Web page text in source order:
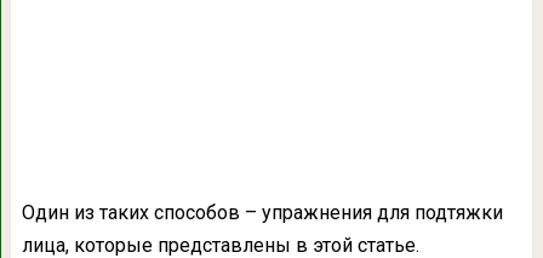
Один из таких способов – упражнения для подтяжки
лица, которые представлены в этой статье.